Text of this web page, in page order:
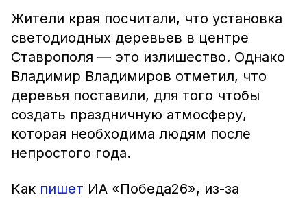
Жители края посчитали, что установка
светодиодных деревьев в центре
Ставрополя — это излишество. Однако
Владимир Владимиров отметил, что
деревья поставили, для того чтобы
создать праздничную атмосферу,
которая необходима людям после
непростого года.
Как пишет ИА «Победа26», из-за